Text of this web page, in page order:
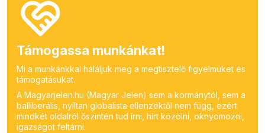
Támogassa munkánkat!
Mi a munkánkkal háláljuk meg a megtisztelő figyelmüket és
támogatásukat.
A Magyarjelen.hu (Magyar Jelen) sem a kormánytól, sem a
balliberális, nyíltan globalista ellenzéktől nem függ, ezért
mindkét oldalról őszintén tud írni, hírt közölni, oknyomozni,
igazságot feltárni.